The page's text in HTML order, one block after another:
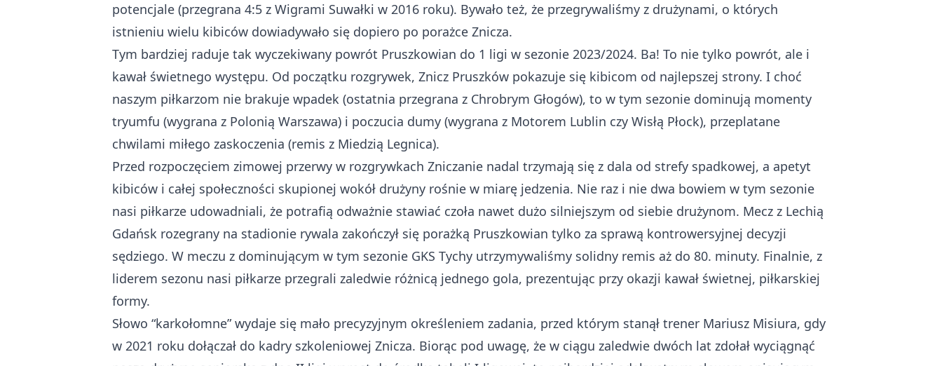
potencjale (przegrana 4:5 z Wigrami Suwałki w 2016 roku). Bywało też, że przegrywaliśmy z drużynami, o których
istnieniu wielu kibiców dowiadywało się dopiero po porażce Znicza.
Tym bardziej raduje tak wyczekiwany powrót Pruszkowian do 1 ligi w sezonie 2023/2024. Ba! To nie tylko powrót, ale i
kawał świetnego występu. Od początku rozgrywek, Znicz Pruszków pokazuje się kibicom od najlepszej strony. I choć
naszym piłkarzom nie brakuje wpadek (ostatnia przegrana z Chrobrym Głogów), to w tym sezonie dominują momenty
tryumfu (wygrana z Polonią Warszawa) i poczucia dumy (wygrana z Motorem Lublin czy Wisłą Płock), przeplatane
chwilami miłego zaskoczenia (remis z Miedzią Legnica).
Przed rozpoczęciem zimowej przerwy w rozgrywkach Zniczanie nadal trzymają się z dala od strefy spadkowej, a apetyt
kibiców i całej społeczności skupionej wokół drużyny rośnie w miarę jedzenia. Nie raz i nie dwa bowiem w tym sezonie
nasi piłkarze udowadniali, że potrafią odważnie stawiać czoła nawet dużo silniejszym od siebie drużynom. Mecz z Lechią
Gdańsk rozegrany na stadionie rywala zakończył się porażką Pruszkowian tylko za sprawą kontrowersyjnej decyzji
sędziego. W meczu z dominującym w tym sezonie GKS Tychy utrzymywaliśmy solidny remis aż do 80. minuty. Finalnie, z
liderem sezonu nasi piłkarze przegrali zaledwie różnicą jednego gola, prezentując przy okazji kawał świetnej, piłkarskiej
formy.
Słowo “karkołomne” wydaje się mało precyzyjnym określeniem zadania, przed którym stanął trener Mariusz Misiura, gdy
w 2021 roku dołączał do kadry szkoleniowej Znicza. Biorąc pod uwagę, że w ciągu zaledwie dwóch lat zdołał wyciągnąć